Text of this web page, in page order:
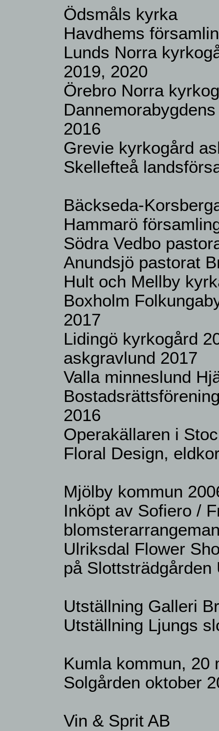
Ödsmåls kyrka
Havdhems
Lunds Norra
2019, 2020
Örebro Norra
2016
Grevie kyrkogård
Skellefteå
Bäckseda-
Hammarö
Södra Vedbo
Anundsjö pastorat
Hult och Mellby
Boxholm
2017
Lidingö kyrkogård
askgravlund 2017
Valla minneslund
2016
Operakällaren i
Floral Design,
Mjölby kommun
Inköpt av Sofiero /
Ulriksdal Flower
på Slottsträdgården
Utställning Galleri
Utställning Ljungs
Kumla kommun, 20
Solgården oktober
Vin & Sprit AB